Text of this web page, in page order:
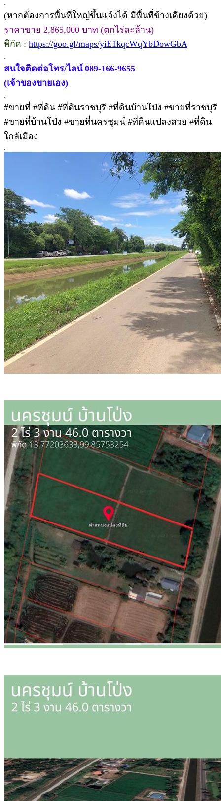
.
(หากต้องการพื้นที่ใหญ่ขึ้นแจ้งได้ มีพื้นที่ข้างเคียงด้วย)
ราคาขาย 2,865,000 บาท (ตกไร่ละล้าน)
พิกัด : https://goo.gl/maps/yiE1kqcWqYbDowGbA
.
สนใจติดต่อโทร/ไลน์ 089-166-9655
(เจ้าของขายเอง)
.
#ขายที่ #ที่ดิน #ที่ดินราชบุรี #ที่ดินบ้านโป่ง #ขายที่ราชบุรี
#ขายที่บ้านโป่ง #ขายที่นครชุมน์ #ที่ดินแปลงสวย #ที่ดิน
ใกล้เมือง
.